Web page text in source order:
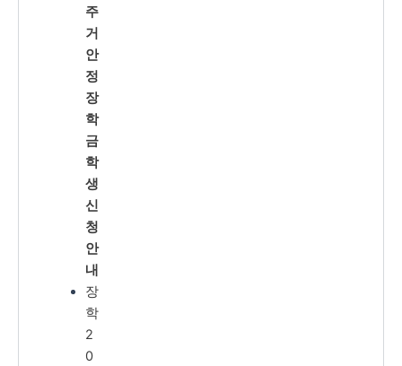
주
거
안
정
장
학
금
학
생
신
청
안
내
장
학
2
0